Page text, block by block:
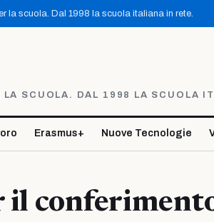
la scuola. Dal 1998 la scuola italiana in rete.
SCUOLA. DAL 1998 LA SCUOLA
Erasmus+ Nuove Tecnologie
il